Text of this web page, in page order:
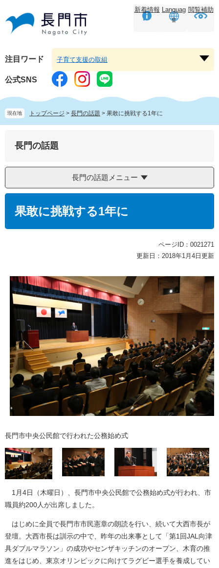
頭
す。
飛
し
本
文
へ
新着情報 Languag
e
閲覧補助
注目ワード
ー
子育て支援の取組
公式SNS
現在地 トップページ > 長門の話題 > 果敢に挑戦する1年に
長門の話題
長門の話題メニュー
果敢に挑戦する1年に
ページID：0021271
更新日：2018年1月4日更新
長門市中央公民館で行われた公務始め式
1月4日（木曜日）、長門市中央公民館で公務始め式が行われ、市
職員約200人が出席しました。
はじめに全員で長門市市民憲章の朗読を行い、続いて大西市長が
登壇。大西市長は訓示の中で、昨年の出来事として「第1回JAL向津
具ダブルマラソン」の成功やセンザキッチンのオープン、木育の推
進をはじめ、東京オリンピックに向けてラグビー選手を養成してい